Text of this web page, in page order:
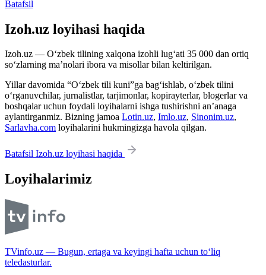
Batafsil
Izoh.uz loyihasi haqida
Izoh.uz — O‘zbek tilining xalqona izohli lug‘ati 35 000 dan ortiq
so‘zlarning ma’nolari ibora va misollar bilan keltirilgan.
Yillar davomida “O‘zbek tili kuni”ga bag‘ishlab, o‘zbek tilini
o‘rganuvchilar, jurnalistlar, tarjimonlar, kopirayterlar, blogerlar va
boshqalar uchun foydali loyihalarni ishga tushirishni an’anaga
aylantirganmiz. Bizning jamoa Lotin.uz, Imlo.uz, Sinonim.uz,
Sarlavha.com loyihalarini hukmingizga havola qilgan.
Batafsil Izoh.uz loyihasi haqida
Loyihalarimiz
TVinfo.uz — Bugun, ertaga va keyingi hafta uchun to‘liq
teledasturlar.